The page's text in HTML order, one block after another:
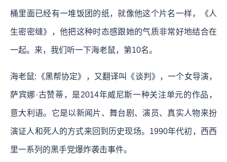
桶里面已经有一堆饭团的纸，就像他这个片名一样，《人
生密密缝》，他把这种时态感跟她的气质非常好地结合在
一起。来，我们听一下海老鼠，第10名。
海老鼠:《黑帮协定》，又翻译叫《谈判》，一个女导演，
萨宾娜·古赞蒂，是2014年威尼斯一种关注单元的作品，
意大利语。它是以新闻片、舞台剧、演员、真实人物来扮
演证人和死人的方式来回到历史现场。1990年代初，西西
里一系列的黑手党爆炸袭击事件。